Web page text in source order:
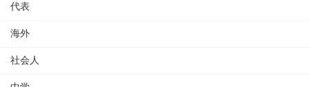
代表
海外
社会人